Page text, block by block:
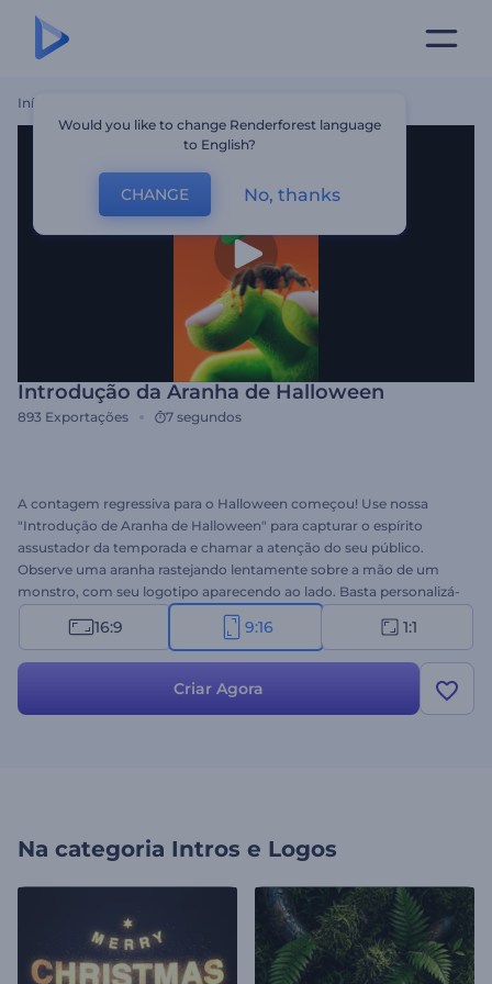
Início
Introdução da Aranha de Halloween
893 Exportações 7 segundos
A contagem regressiva para o Halloween começou! Use nossa
"Introdução de Aranha de Halloween" para capturar o espírito
assustador da temporada e chamar a atenção do seu público.
Observe uma aranha rastejando lentamente sobre a mão de um
monstro, com seu logotipo aparecendo ao lado. Basta personalizá-
la adicionando seu logotipo, slogan e uma música de fundo
assustadora. Perfeito para convites de festas de Halloween,
eventos e outros projetos temáticos. Experimente agora mesmo!
16:9 9:16 1:1
Criar Agora
Na categoria Intros e Logos
Would you like to change Renderforest language
to English?
CHANGE No, thanks